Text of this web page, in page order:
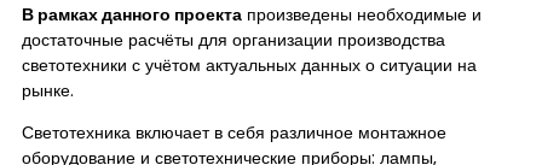
В рамках данного проекта произведены необходимые и
достаточные расчёты для организации производства
светотехники с учётом актуальных данных о ситуации на
рынке.
Светотехника включает в себя различное монтажное
оборудование и светотехнические приборы: лампы,